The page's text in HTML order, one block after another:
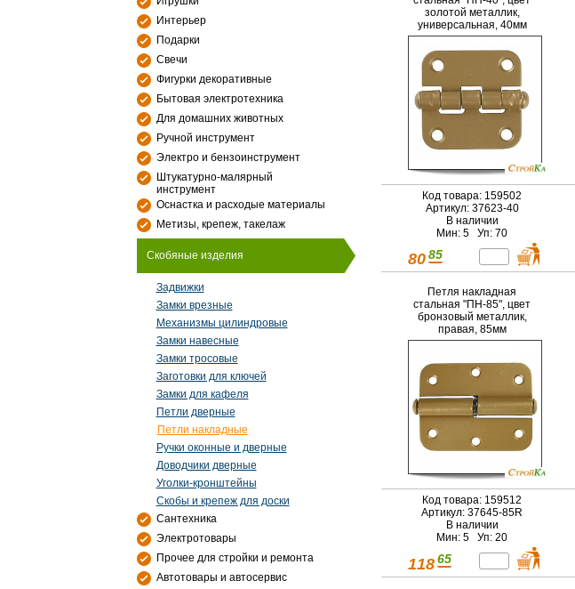
Интерьер
Подарки
Свечи
Фигурки декоративные
Бытовая электротехника
Для домашних животных
Ручной инструмент
Электро и бензоинструмент
Штукатурно-малярный
инструмент
Оснастка и расходые материалы
Метизы, крепеж, такелаж
Скобяные изделия
Задвижки
Замки врезные
Механизмы цилиндровые
Замки навесные
Замки тросовые
Заготовки для ключей
Замки для кафеля
Петли дверные
Петли накладные
Ручки оконные и дверные
Доводчики дверные
Уголки-кронштейны
Скобы и крепеж для доски
Сантехника
Электротовары
Прочее для стройки и ремонта
Автотовары и автосервис
золотой металлик,
универсальная, 40мм
Код товара: 159502
Артикул: 37623-40
В наличии
Мин: 5 Уп: 70
80 85
Петля накладная
стальная "ПН-85", цвет
бронзовый металлик,
правая, 85мм
Код товара: 159512
Артикул: 37645-85R
В наличии
Мин: 5 Уп: 20
118 65